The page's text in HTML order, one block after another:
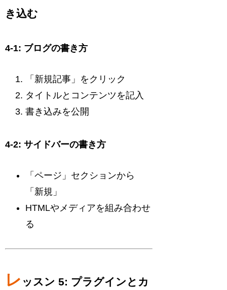
き込む
4-1: ブログの書き方
「新規記事」をクリック
タイトルとコンテンツを記入
書き込みを公開
4-2: サイドバーの書き方
「ページ」セクションから
「新規」
HTMLやメディアを組み合わせ
る
レ ッスン 5: プラグインとカ